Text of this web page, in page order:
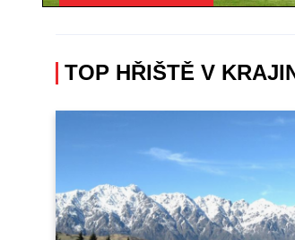
TOP HŘIŠTĚ V